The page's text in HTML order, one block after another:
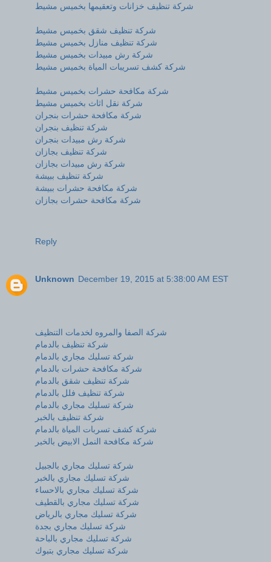
شركة تنظيف خزانات وتعقيمها بخميس مشيط
شركة تنظيف شقق بخميس مشيط
شركة تنظيف منازل بخميس مشيط
شركة رش مبيدات بخميس مشيط
شركة كشف تسريبات المياة بخميس مشيط
شركة مكافحة حشرات بخميس مشيط
شركة نقل اثاث بخميس مشيط
شركة مكافحة حشرات بنجران
شركة تنظيف بنجران
شركة رش مبيدات بنجران
شركة تنظيف بجازان
شركة رش مبيدات بجازان
شركة تنظيف ببيشة
شركة مكافحة حشرات ببيشة
شركة مكافحة حشرات بجازان
Reply
Unknown December 19, 2015 at 5:38:00 AM EST
شركة الصفا والمروه لخدمات التنظيف
شركة تنظيف بالدمام
شركة تسليك مجاري بالدمام
شركة مكافحة حشرات بالدمام
شركة تنظيف شقق بالدمام
شركة تنظيف فلل بالدمام
شركة تسليك مجاري بالدمام
شركة تنظيف بالخبر
شركة كشف تسربات المياة بالدمام
شركة مكافحة النمل الابيض بالخبر
شركة تسليك مجاري بالجبيل
شركة تسليك مجاري بالخبر
شركة تسليك مجاري بالاحساء
شركة تسليك مجاري بالقطيف
شركة تسليك مجاري بالرياض
شركة تسليك مجاري بجدة
شركة تسليك مجاري بالباحة
شركة تسليك مجاري بتبوك